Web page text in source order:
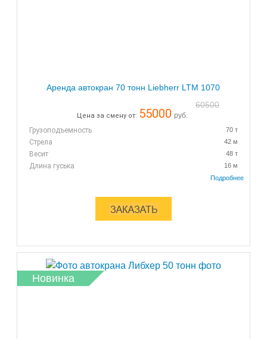
Аренда автокран 70 тонн Liebherr LTM 1070
60500
Цена за смену от: 55000 руб.
Грузоподъемность
70 т
Стрела 42 м
Весит 48 т
Длина гуська 16 м
7+1 ч
Новинка